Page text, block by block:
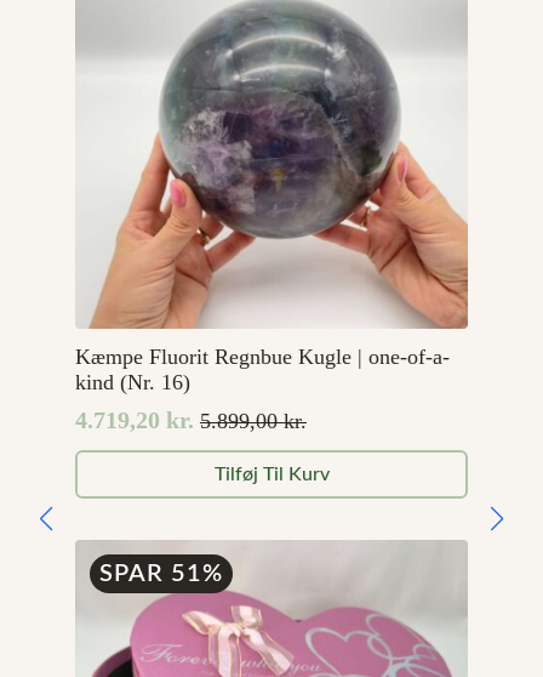
Kæmpe Fluorit Regnbue Kugle | one-of-a-
kind (Nr. 16)
5.899,00kr.
Den
oprindelige
pris
5.899,00 kr..
4.719,20 kr.
Den
aktuelle
pris
4.719,20 kr..
Tilføj Til Kurv
SPAR 51%